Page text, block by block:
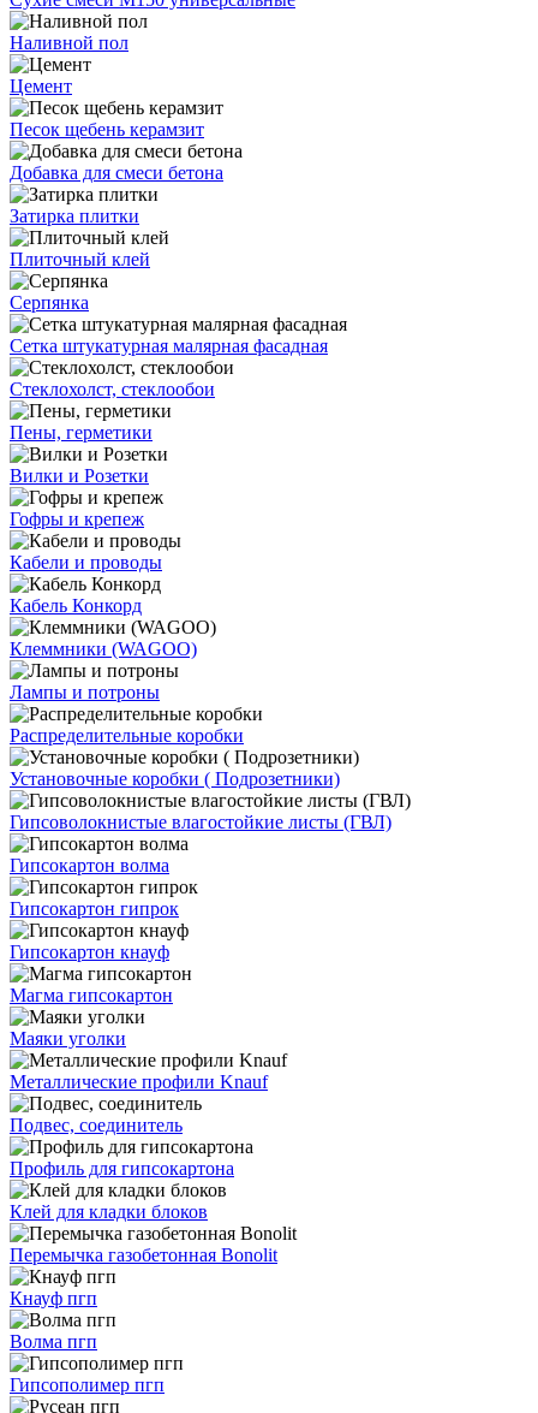
Наливной пол
Цемент
Песок щебень керамзит
Добавка для смеси бетона
Затирка плитки
Плиточный клей
Серпянка
Сетка штукатурная малярная фасадная
Стеклохолст, стеклообои
Пены, герметики
Вилки и Розетки
Гофры и крепеж
Кабели и проводы
Кабель Конкорд
Клеммники (WAGOО)
Лампы и потроны
Распределительные коробки
Установочные коробки ( Подрозетники)
Гипсоволокнистые влагостойкие листы (ГВЛ)
Гипсокартон волма
Гипсокартон гипрок
Гипсокартон кнауф
Магма гипсокартон
Маяки уголки
Металлические профили Knauf
Подвес, соединитель
Профиль для гипсокартона
Клей для кладки блоков
Перемычка газобетонная Bonolit
Кнауф пгп
Волма пгп
Гипсополимер пгп